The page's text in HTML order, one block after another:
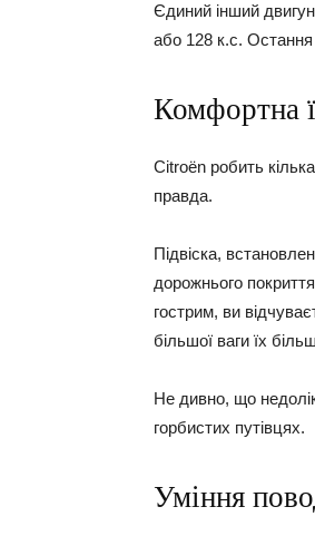
Єдиний інший
або 128 к.с. Остання
Комфортна
Citroën робить
правда.
Підвіска,
дорожнього
гострим, ви
більшої ваги їх
Не дивно, що
горбистих путівцях.
Уміння